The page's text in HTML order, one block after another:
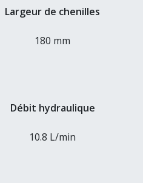
Largeur de chenilles
180 mm
Débit hydraulique
10.8 L/min